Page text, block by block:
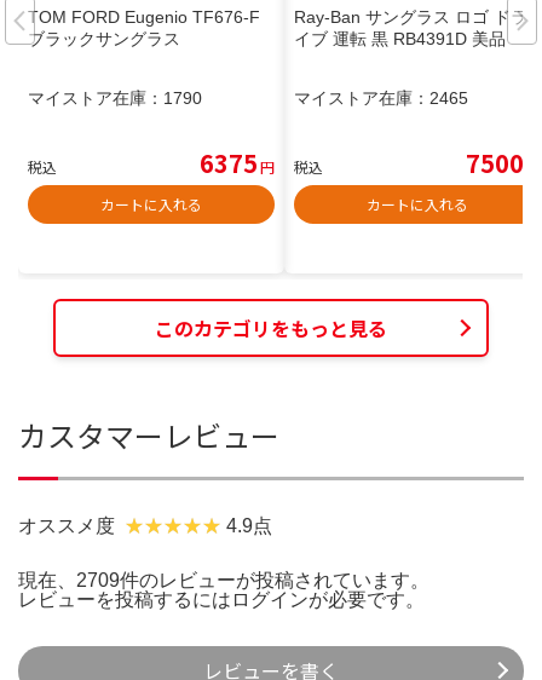
TOM FORD Eugenio TF676-F
ブラックサングラス
マイストア在庫： 1790
税込 6375円
カートに入れる
Ray-Ban サングラス ロゴ ドラ
イブ 運転 黒 RB4391D 美品
マイストア在庫： 2465
税込 7500
カートに入れる
このカテゴリをもっと見る
カスタマーレビュー
オススメ度 4.9点
現在、2709件のレビューが投稿されています。
レビューを投稿するには ログインが必要です。
レビューを書く